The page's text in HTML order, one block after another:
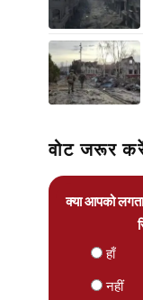
वोट जरूर
क्या आपको
हाँ
नहीं